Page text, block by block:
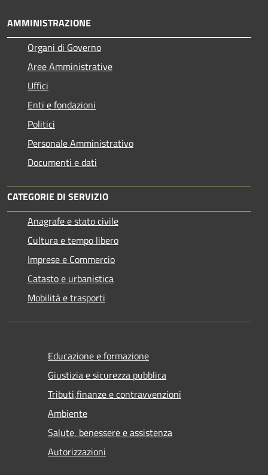
AMMINISTRAZIONE
Organi di Governo
Aree Amministrative
Uffici
Enti e fondazioni
Politici
Personale Amministrativo
Documenti e dati
CATEGORIE DI SERVIZIO
Anagrafe e stato civile
Cultura e tempo libero
Imprese e Commercio
Catasto e urbanistica
Mobilità e trasporti
Educazione e formazione
Giustizia e sicurezza pubblica
Tributi,finanze e contravvenzioni
Ambiente
Salute, benessere e assistenza
Autorizzazioni